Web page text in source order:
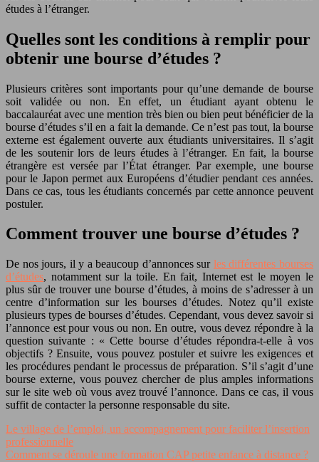
études à l’étranger.
Quelles sont les conditions à remplir pour
obtenir une bourse d’études ?
Plusieurs critères sont importants pour qu’une demande de bourse
soit validée ou non. En effet, un étudiant ayant obtenu le
baccalauréat avec une mention très bien ou bien peut bénéficier de la
bourse d’études s’il en a fait la demande. Ce n’est pas tout, la bourse
externe est également ouverte aux étudiants universitaires. Il s’agit
de les soutenir lors de leurs études à l’étranger. En fait, la bourse
étrangère est versée par l’État étranger. Par exemple, une bourse
pour le Japon permet aux Européens d’étudier pendant ces années.
Dans ce cas, tous les étudiants concernés par cette annonce peuvent
postuler.
Comment trouver une bourse d’études ?
De nos jours, il y a beaucoup d’annonces sur les différentes bourses
d’études, notamment sur la toile. En fait, Internet est le moyen le
plus sûr de trouver une bourse d’études, à moins de s’adresser à un
centre d’information sur les bourses d’études. Notez qu’il existe
plusieurs types de bourses d’études. Cependant, vous devez savoir si
l’annonce est pour vous ou non. En outre, vous devez répondre à la
question suivante : « Cette bourse d’études répondra-t-elle à vos
objectifs ? Ensuite, vous pouvez postuler et suivre les exigences et
les procédures pendant le processus de préparation. S’il s’agit d’une
bourse externe, vous pouvez chercher de plus amples informations
sur le site web où vous avez trouvé l’annonce. Dans ce cas, il vous
suffit de contacter la personne responsable du site.
Le village de l’emploi, un accompagnement pour faciliter l’insertion
professionnelle
Comment se déroule une formation CAP petite enfance à distance ?